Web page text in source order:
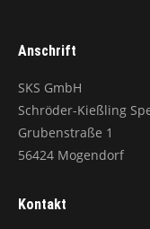
Anschrift
SKS GmbH
Schröder-Kießling
Grubenstraße 1
56424 Mogendorf
Kontakt